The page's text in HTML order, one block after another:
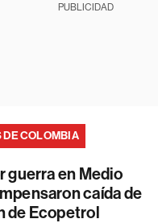
PUBLICIDAD
COLOMBIA
guerra en Medio
caída de
de Ecopetrol